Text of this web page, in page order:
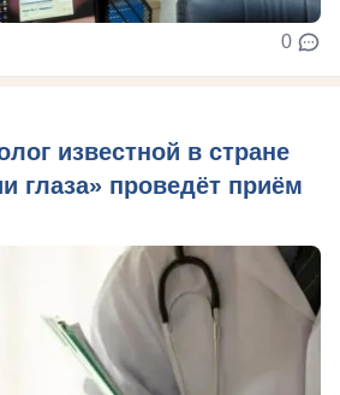
0
известной в стране
глаза» проведёт приём